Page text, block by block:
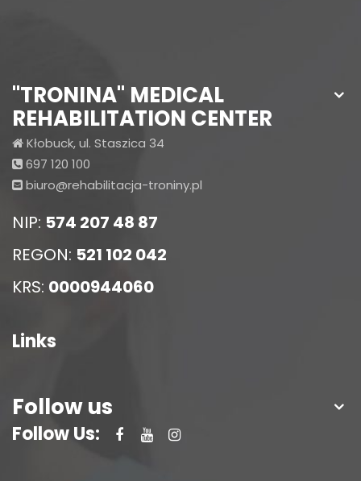
"TRONINA" MEDICAL
REHABILITATION CENTER
Kłobuck, ul. Staszica 34
697 120 100
biuro@rehabilitacja-troniny.pl
NIP: 574 207 48 87
REGON: 521 102 042
KRS: 0000944060
Links
Follow us
Follow Us: